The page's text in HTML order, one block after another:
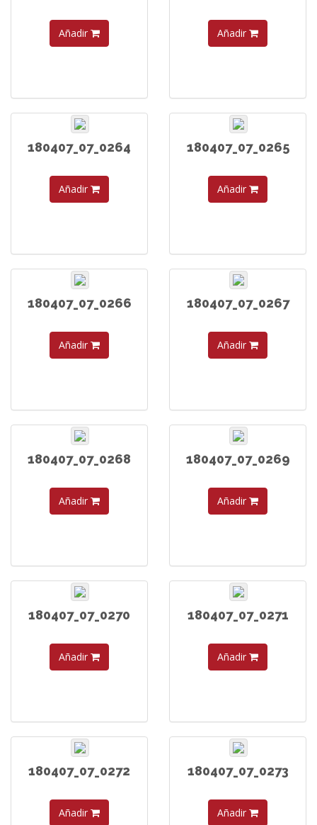
Añadir Añadir
180407_07_0264
Añadir
180407_07_0265
Añadir
180407_07_0266
Añadir
180407_07_0267
Añadir
180407_07_0268
Añadir
180407_07_0269
Añadir
180407_07_0270
Añadir
180407_07_0271
Añadir
180407_07_0272
Añadir
180407_07_0273
Añadir